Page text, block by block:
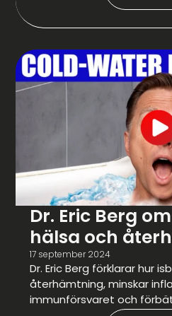
Dr. Eric Berg
hälsa och
17 september 2024
Dr. Eric Berg förklarar hur
återhämtning, minskar
immunförsvaret och